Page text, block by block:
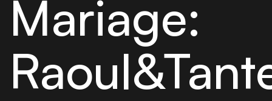
Mariage: